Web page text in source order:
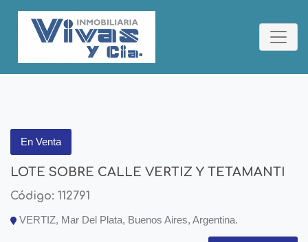
En Venta
LOTE SOBRE CALLE VERTIZ Y TETAMANTI
Código: 112791
VERTIZ, Mar Del Plata, Buenos Aires, Argentina.